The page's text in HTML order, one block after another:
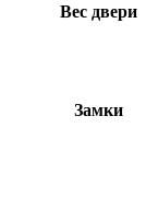
Вес двери
Замки